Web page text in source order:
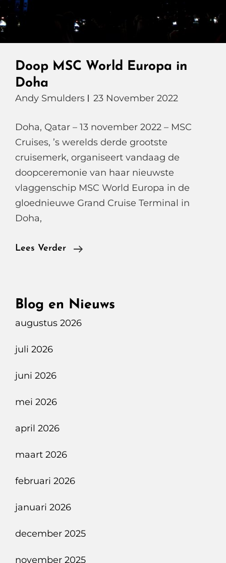
Doop MSC World Europa in
Doha
Andy Smulders 23 November 2022
Doha, Qatar – 13 november 2022 – MSC
Cruises, ’s werelds derde grootste
cruisemerk, organiseert vandaag de
doopceremonie van haar nieuwste
vlaggenschip MSC World Europa in de
gloednieuwe Grand Cruise Terminal in
Doha,
Lees Verder
Doop
In
Blog en Nieuws
augustus 2026
juli 2026
juni 2026
mei 2026
april 2026
maart 2026
februari 2026
januari 2026
december 2025
november 2025